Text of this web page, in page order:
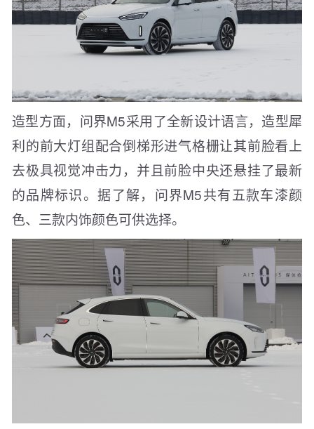
造型方面，问界M5采用了全新设计语言，造型犀
利的前大灯组配合倒梯形进气格栅让其前脸看上
去极具视觉冲击力，并且前脸中央还悬挂了最新
的品牌标识。据了解，问界M5共有五款车漆颜
色、三款内饰颜色可供选择。